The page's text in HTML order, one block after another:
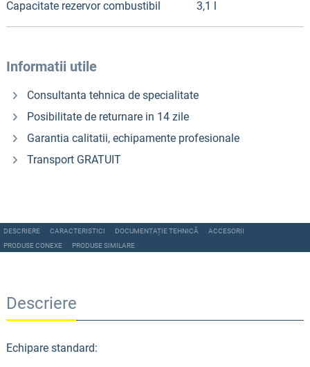
Capacitate rezervor combustibil
3,1 l
Informatii utile
Consultanta tehnica de specialitate
Posibilitate de returnare in 14 zile
Garantia calitatii, echipamente profesionale
Transport GRATUIT
DESCRIERE CARACTERISTICI DOCUMENTAȚIE TEHNICĂ
ACCESORII
PRODUSE CONEXE
PRODUSE SIMILARE
Descriere
Echipare standard: